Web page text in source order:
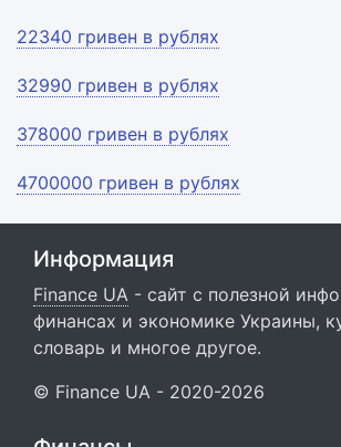
22340 гривен в рублях
32990 гривен в рублях
378000 гривен в рублях
4700000 гривен в рублях
Информация
Finance UA - сайт с полезной
финансах и экономике Украины,
словарь и многое другое.
© Finance UA - 2020-2026